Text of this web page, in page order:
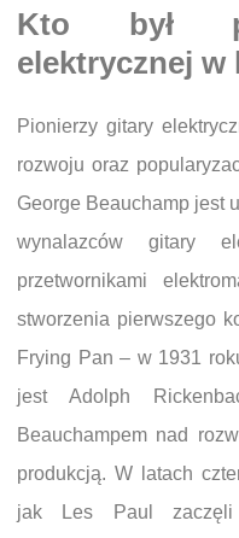
Kto był
elektrycznej
Pionierzy gitary
rozwoju oraz
George Beauchamp jest
wynalazców gitary
przetwornikami
stworzenia pierwszego
Frying Pan – w 1931
jest Adolph
Beauchampem nad
produkcją. W latach
jak Les Paul zaczęli